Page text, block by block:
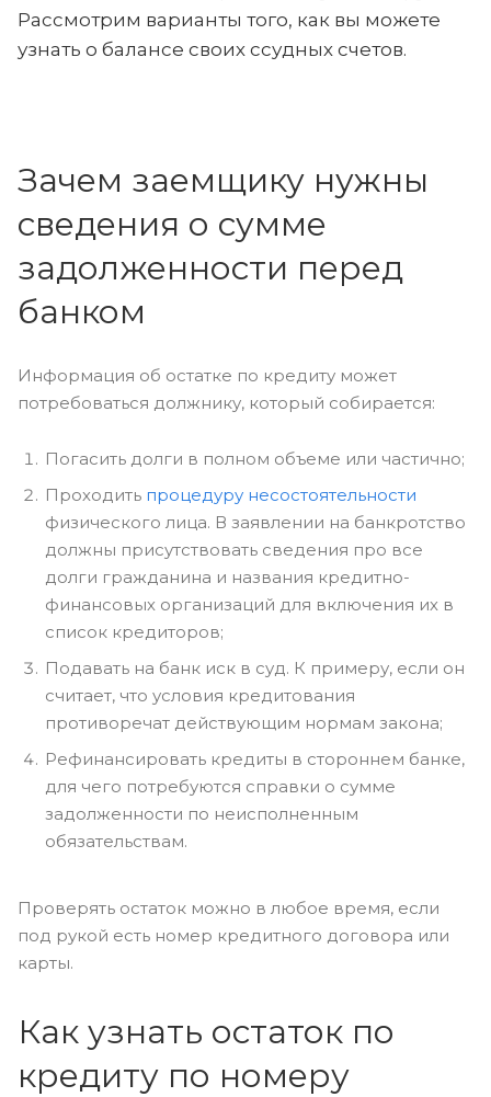
Рассмотрим варианты того, как вы можете
узнать о балансе своих ссудных счетов.
Зачем заемщику нужны
сведения о сумме
задолженности перед
банком
Информация об остатке по кредиту может
потребоваться должнику, который собирается:
Погасить долги в полном объеме или частично;
Проходить процедуру несостоятельности
физического лица. В заявлении на банкротство
должны присутствовать сведения про все
долги гражданина и названия кредитно-
финансовых организаций для включения их в
список кредиторов;
Подавать на банк иск в суд. К примеру, если он
считает, что условия кредитования
противоречат действующим нормам закона;
Рефинансировать кредиты в стороннем банке,
для чего потребуются справки о сумме
задолженности по неисполненным
обязательствам.
Проверять остаток можно в любое время, если
под рукой есть номер кредитного договора или
карты.
Как узнать остаток по
кредиту по номеру